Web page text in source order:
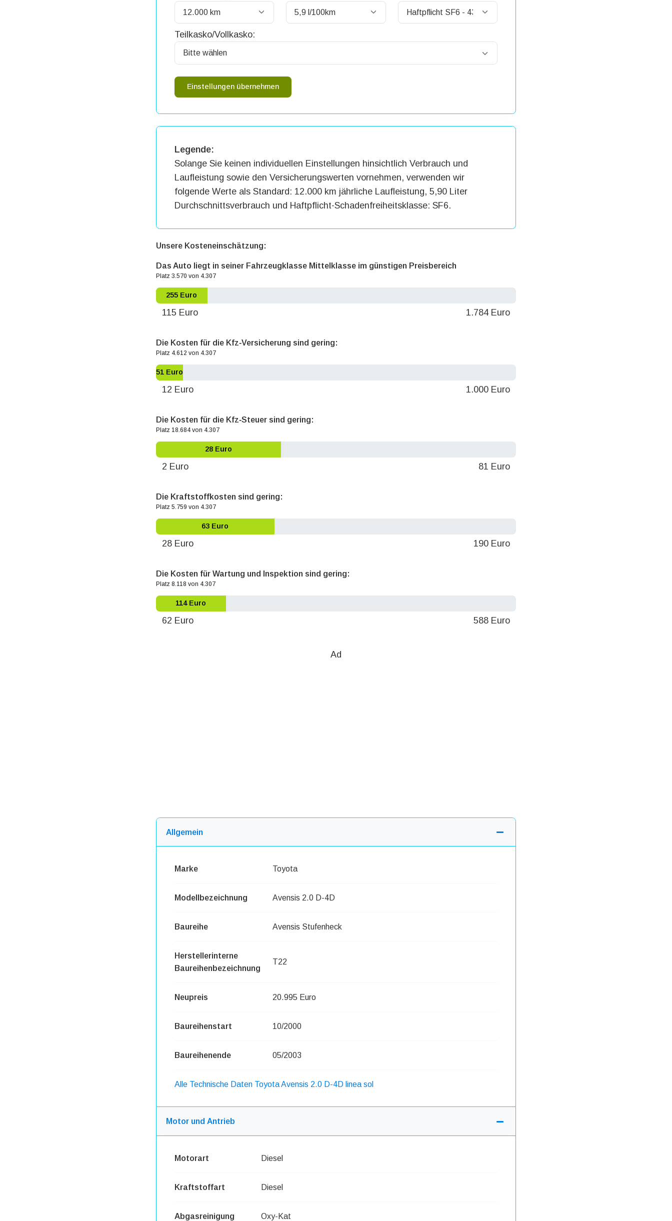
Teilkasko/Vollkasko:
Einstellungen übernehmen
Legende:
Solange Sie keinen individuellen Einstellungen hinsichtlich Verbrauch und
Laufleistung sowie den Versicherungswerten vornehmen, verwenden wir
folgende Werte als Standard: 12.000 km jährliche Laufleistung, 5,90 Liter
Durchschnittsverbrauch und Haftpflicht-Schadenfreiheitsklasse: SF6.
Unsere Kosteneinschätzung:
Das Auto liegt in seiner Fahrzeugklasse Mittelklasse im günstigen Preisbereich
Platz 3.570 von 4.307
255 Euro
115 Euro 1.784 Euro
Die Kosten für die Kfz‐Versicherung sind gering:
Platz 4.612 von 4.307
51 Euro
12 Euro 1.000 Euro
Die Kosten für die Kfz‐Steuer sind gering:
Platz 18.684 von 4.307
28 Euro
2 Euro 81 Euro
Die Kraftstoffkosten sind gering:
Platz 5.759 von 4.307
63 Euro
28 Euro 190 Euro
Die Kosten für Wartung und Inspektion sind gering:
Platz 8.118 von 4.307
114 Euro
62 Euro 588 Euro
Ad
Allgemein
Marke Toyota
Modellbezeichnung Avensis 2.0 D-4D
Baureihe Avensis Stufenheck
Herstellerinterne
Baureihenbezeichnung
T22
Neupreis 20.995 Euro
Baureihenstart 10/2000
Baureihenende 05/2003
Alle Technische Daten Toyota Avensis 2.0 D-4D linea sol
Motor und Antrieb
Motorart Diesel
Kraftstoffart Diesel
Abgasreinigung Oxy-Kat